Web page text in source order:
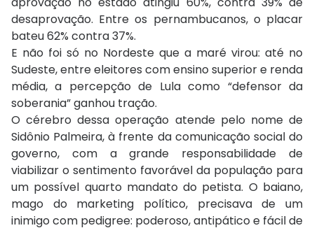
desaprovação. Entre os pernambucanos, o placar
bateu 62% contra 37%.
E não foi só no Nordeste que a maré virou: até no
Sudeste, entre eleitores com ensino superior e renda
média, a percepção de Lula como “defensor da
soberania” ganhou tração.
O cérebro dessa operação atende pelo nome de
Sidônio Palmeira, à frente da comunicação social do
governo, com a grande responsabilidade de
viabilizar o sentimento favorável da população para
um possível quarto mandato do petista. O baiano,
mago do marketing político, precisava de um
inimigo com pedigree: poderoso, antipático e fácil de